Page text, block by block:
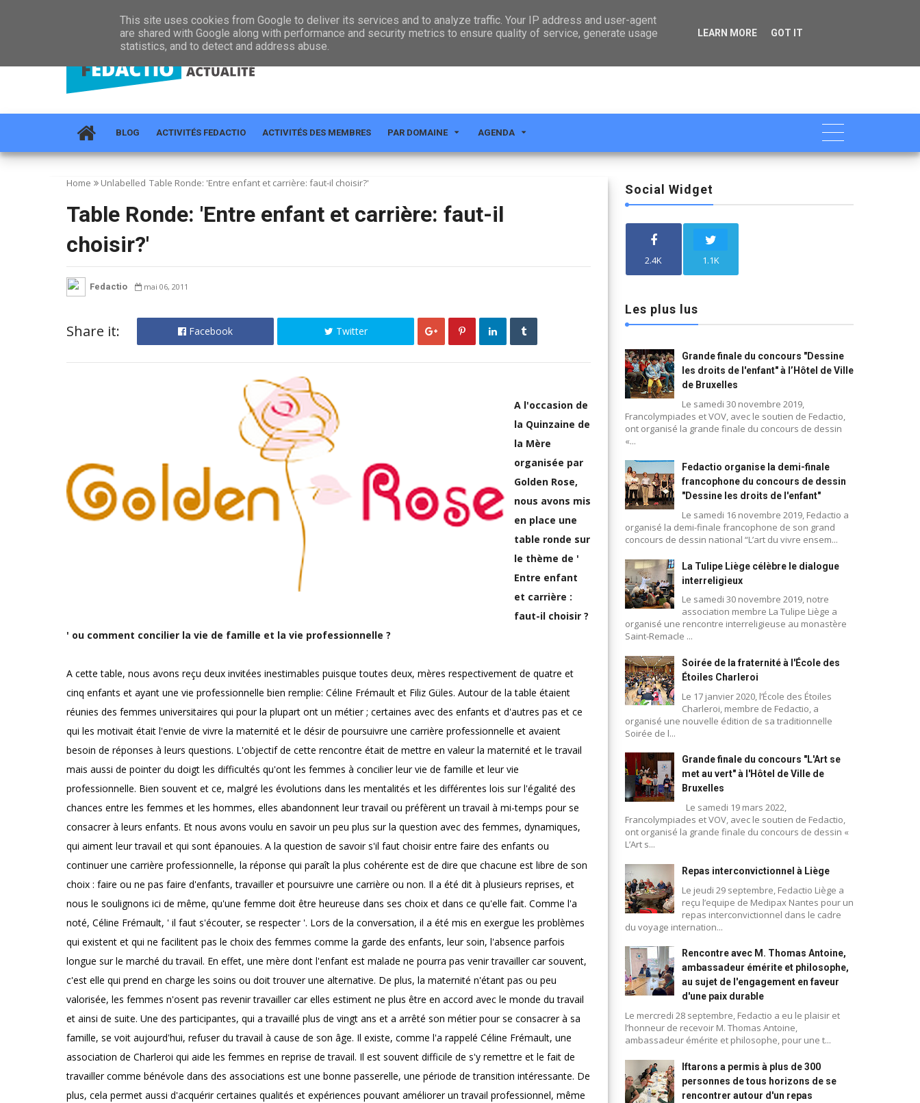
BLOG ACTIVITÉS FEDACTIO ACTIVITÉS DES MEMBRES PAR DOMAINE AGENDA
Home Unlabelled Table Ronde: 'Entre enfant et carrière: faut-il choisir?'
Table Ronde: 'Entre enfant et carrière: faut-il
choisir?'
Fedactio mai 06, 2011
Share it: Facebook Twitter
A l'occasion de
la Quinzaine de
la Mère
organisée par
Golden Rose,
nous avons mis
en place une
table ronde sur
le thème de '
Entre enfant
et carrière :
faut-il choisir ?
' ou comment concilier la vie de famille et la vie professionnelle ?
A cette table, nous avons reçu deux invitées inestimables puisque toutes deux, mères respectivement de quatre et
cinq enfants et ayant une vie professionnelle bien remplie: Céline Frémault et Filiz Güles. Autour de la table étaient
réunies des femmes universitaires qui pour la plupart ont un métier ; certaines avec des enfants et d'autres pas et ce
qui les motivait était l'envie de vivre la maternité et le désir de poursuivre une carrière professionnelle et avaient
besoin de réponses à leurs questions. L'objectif de cette rencontre était de mettre en valeur la maternité et le travail
mais aussi de pointer du doigt les difficultés qu'ont les femmes à concilier leur vie de famille et leur vie
professionnelle. Bien souvent et ce, malgré les évolutions dans les mentalités et les différentes lois sur l'égalité des
chances entre les femmes et les hommes, elles abandonnent leur travail ou préfèrent un travail à mi-temps pour se
consacrer à leurs enfants. Et nous avons voulu en savoir un peu plus sur la question avec des femmes, dynamiques,
qui aiment leur travail et qui sont épanouies. A la question de savoir s'il faut choisir entre faire des enfants ou
continuer une carrière professionnelle, la réponse qui paraît la plus cohérente est de dire que chacune est libre de son
choix : faire ou ne pas faire d'enfants, travailler et poursuivre une carrière ou non. Il a été dit à plusieurs reprises, et
nous le soulignons ici de même, qu'une femme doit être heureuse dans ses choix et dans ce qu'elle fait. Comme l'a
noté, Céline Frémault, ' il faut s'écouter, se respecter '. Lors de la conversation, il a été mis en exergue les problèmes
qui existent et qui ne facilitent pas le choix des femmes comme la garde des enfants, leur soin, l'absence parfois
longue sur le marché du travail. En effet, une mère dont l'enfant est malade ne pourra pas venir travailler car souvent,
c'est elle qui prend en charge les soins ou doit trouver une alternative. De plus, la maternité n'étant pas ou peu
valorisée, les femmes n'osent pas revenir travailler car elles estiment ne plus être en accord avec le monde du travail
et ainsi de suite. Une des participantes, qui a travaillé plus de vingt ans et a arrêté son métier pour se consacrer à sa
famille, se voit aujourd'hui, refuser du travail à cause de son âge. Il existe, comme l'a rappelé Céline Frémault, une
association de Charleroi qui aide les femmes en reprise de travail. Il est souvent difficile de s'y remettre et le fait de
travailler comme bénévole dans des associations est une bonne passerelle, une période de transition intéressante. De
plus, cela permet aussi d'acquérir certaines qualités et expériences pouvant améliorer un travail professionnel, même
Social Widget
2.4K 1.1K
Les plus lus
Grande finale du concours "Dessine
les droits de l'enfant" à l’Hôtel de Ville
de Bruxelles
Le samedi 30 novembre 2019,
Francolympiades et VOV, avec le soutien de Fedactio,
ont organisé la grande finale du concours de dessin
«...
Fedactio organise la demi-finale
francophone du concours de dessin
"Dessine les droits de l'enfant"
Le samedi 16 novembre 2019, Fedactio a
organisé la demi-finale francophone de son grand
concours de dessin national “L’art du vivre ensem...
La Tulipe Liège célèbre le dialogue
interreligieux
Le samedi 30 novembre 2019, notre
association membre La Tulipe Liège a
organisé une rencontre interreligieuse au monastère
Saint-Remacle ...
Soirée de la fraternité à l'École des
Étoiles Charleroi
Le 17 janvier 2020, l’École des Étoiles
Charleroi, membre de Fedactio, a
organisé une nouvelle édition de sa traditionnelle
Soirée de l...
Grande finale du concours "L'Art se
met au vert" à l'Hôtel de Ville de
Bruxelles
Le samedi 19 mars 2022,
Francolympiades et VOV, avec le soutien de Fedactio,
ont organisé la grande finale du concours de dessin «
L’Art s...
Repas interconvictionnel à Liège
Le jeudi 29 septembre, Fedactio Liège a
reçu l’equipe de Medipax Nantes pour un
repas interconvictionnel dans le cadre
du voyage internation...
Rencontre avec M. Thomas Antoine,
ambassadeur émérite et philosophe,
au sujet de l'engagement en faveur
d'une paix durable
Le mercredi 28 septembre, Fedactio a eu le plaisir et
l’honneur de recevoir M. Thomas Antoine,
ambassadeur émérite et philosophe, pour une t...
Iftarons a permis à plus de 300
personnes de tous horizons de se
rencontrer autour d'un repas
This site uses cookies from Google to deliver its services and to analyze traffic. Your IP address and user-agent
are shared with Google along with performance and security metrics to ensure quality of service, generate usage
statistics, and to detect and address abuse.
LEARN MORE GOT IT